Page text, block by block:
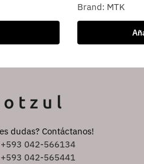
Brand: MTK
dudas? Contáctanos!
+593 042-566134
+593 042-565441